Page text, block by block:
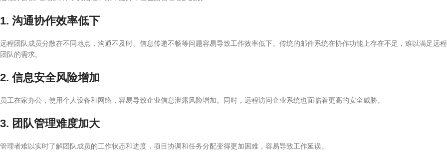
1. 沟通协作效率低下
远程团队成员分散在不同地点，沟通不及时、信息传递不畅等问题容易导致工作效率低下。传统的邮件系统在协作功能上存在不足，难以满足远程
团队的需求。
2. 信息安全风险增加
员工在家办公，使用个人设备和网络，容易导致企业信息泄露风险增加。同时，远程访问企业系统也面临着更高的安全威胁。
3. 团队管理难度加大
管理者难以实时了解团队成员的工作状态和进度，项目协调和任务分配变得更加困难，容易导致工作延误。